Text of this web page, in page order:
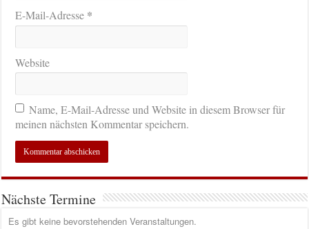
E-Mail-Adresse *
Website
Name, E-Mail-Adresse und Website in diesem Browser für
meinen nächsten Kommentar speichern.
Nächste Termine
Es gibt keine bevorstehenden Veranstaltungen.